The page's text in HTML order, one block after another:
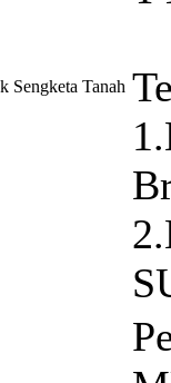
Sengketa Tanah